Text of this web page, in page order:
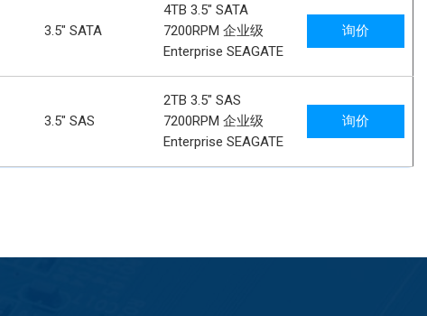
3.5" SATA
4TB 3.5" SATA
7200RPM 企业级
Enterprise SEAGATE
询价
3.5" SAS
2TB 3.5" SAS
7200RPM 企业级
Enterprise SEAGATE
询价